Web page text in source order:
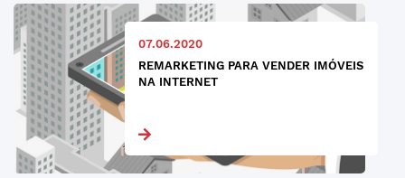
07.06.2020
REMARKETING PARA VENDER IMÓVEIS
NA INTERNET